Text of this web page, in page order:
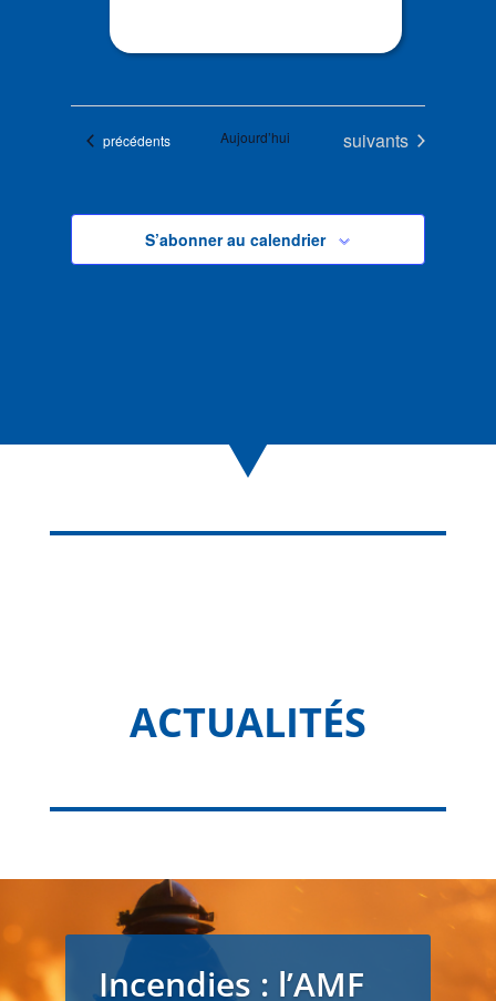
Évènements
précédents Aujourd’hui Évènements
suivants
S’abonner au calendrier
ACTUALITÉS
Incendies : l’AMF